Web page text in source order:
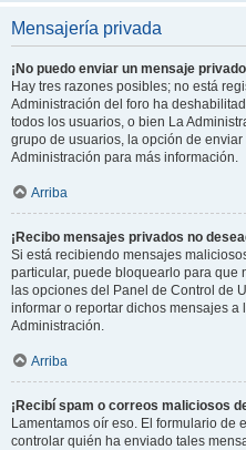
Mensajería privada
¡No puedo enviar un mensaje
Hay tres razones posibles; no está
Administración del foro ha
todos los usuarios, o bien La
grupo de usuarios, la opción de
Administración para más información.
Arriba
¡Recibo mensajes privados no
Si está recibiendo mensajes
particular, puede bloquearlo para que
las opciones del Panel de Control de
informar o reportar dichos mensajes
Administración.
Arriba
¡Recibí spam o correos maliciosos
Lamentamos oír eso. El formulario de
controlar quién ha enviado tales